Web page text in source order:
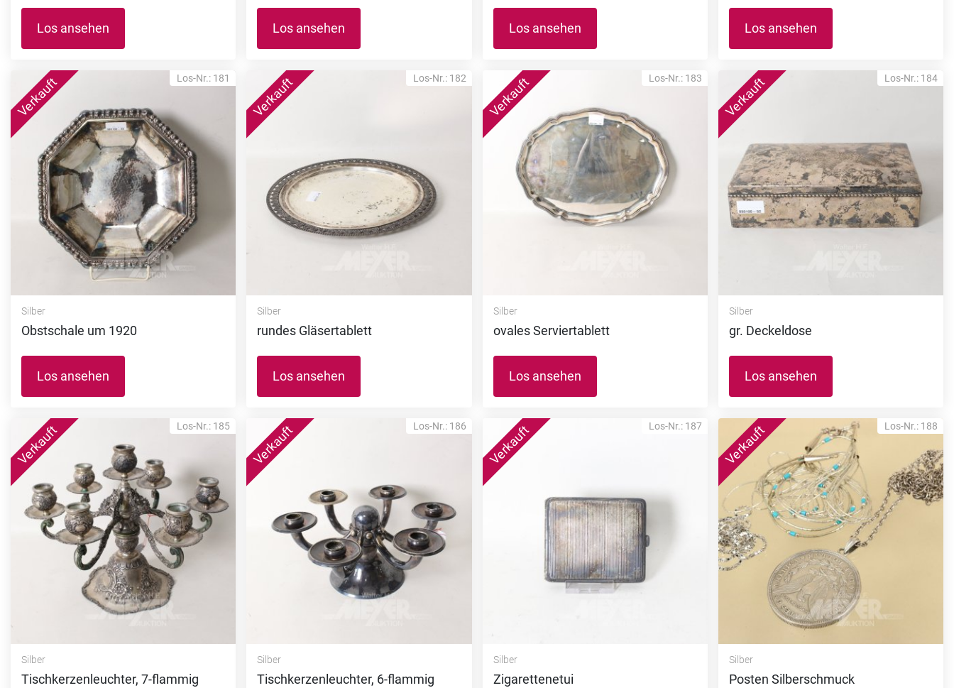
Los ansehen Los ansehen Los ansehen Los ansehen
Los-Nr.: 181
Silber
Obstschale um 1920
Los ansehen
Los-Nr.: 182
Silber
rundes Gläsertablett
Los ansehen
Los-Nr.: 183
Silber
ovales Serviertablett
Los ansehen
Los-Nr.: 184
Silber
gr. Deckeldose
Los ansehen
Los-Nr.: 185
Silber
Tischkerzenleuchter, 7-flammig
Los-Nr.: 186
Silber
Tischkerzenleuchter, 6-flammig
Los-Nr.: 187
Silber
Zigarettenetui
Los-Nr.: 188
Silber
Posten Silberschmuck